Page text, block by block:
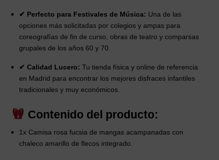
✔ Perfecto para Festivales de Música: Una de las
opciones más solicitadas por colegios y ampas para
coreografías de fin de curso, obras de teatro y comparsas
grupales de los años 60 y 70.
✔ Calidad Lucero: Tu tienda física y online de referencia
en Madrid para encontrar los mejores disfraces infantiles
tradicionales y muy económicos.
Contenido del producto:
1x Camisa rosa fucsia de mangas acampanadas con
chaleco amarillo de flecos integrado.